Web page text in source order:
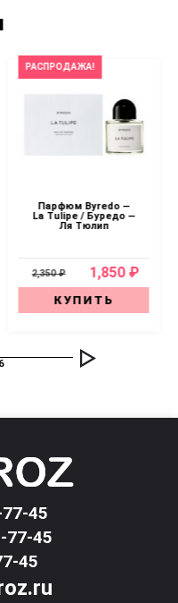
РАСПРОДАЖА!
Парфюм Byredo —
La Tulipe / Буредо —
Ля Тюлип
2,350 ₽ 1,850 ₽
КУПИТЬ
45
77-45
45